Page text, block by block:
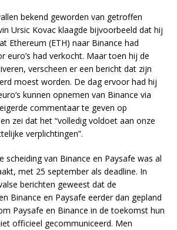
bekend geworden van getroffen
Ursic Kovac klaagde bijvoorbeeld dat hij
Ethereum (ETH) naar Binance had
euro’s had verkocht. Maar toen hij de
verscheen er een bericht dat zijn
moest worden. De dag ervoor had hij
kunnen opnemen van Binance via
commentaar te geven op
zei dat het “volledig voldoet aan onze
verplichtingen”.
scheiding van Binance en Paysafe was al
met 25 september als deadline. In
berichten geweest dat de
Binance en Paysafe eerder dan gepland
Paysafe en Binance in de toekomst hun
officieel gecommuniceerd. Men